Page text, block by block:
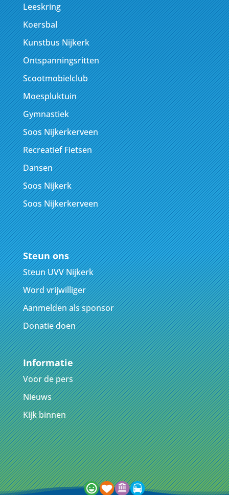
Leeskring
Koersbal
Kunstbus Nijkerk
Ontspanningsritten
Scootmobielclub
Moespluktuin
Gymnastiek
Soos Nijkerkerveen
Recreatief Fietsen
Dansen
Soos Nijkerk
Soos Nijkerkerveen
Steun ons
Steun UVV Nijkerk
Word vrijwilliger
Aanmelden als sponsor
Donatie doen
Informatie
Voor de pers
Nieuws
Kijk binnen